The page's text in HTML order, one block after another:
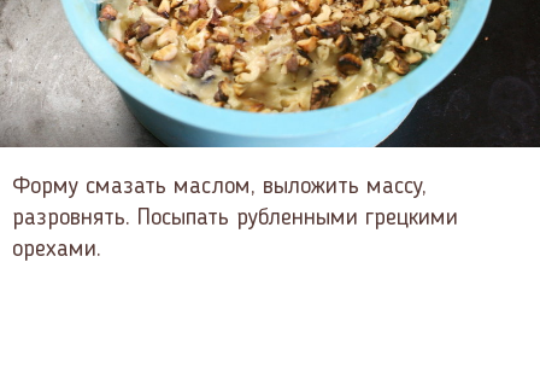
Форму смазать маслом, выложить массу,
разровнять. Посыпать рубленными грецкими
орехами.